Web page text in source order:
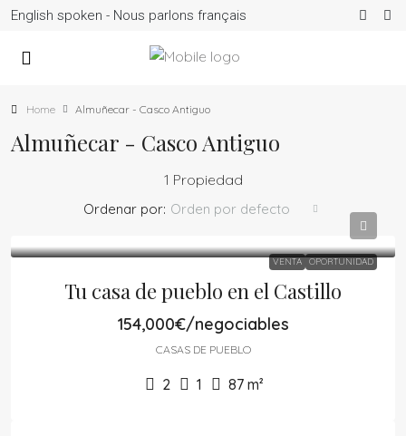
English spoken - Nous parlons français
Home Almuñecar - Casco Antiguo
Almuñecar - Casco Antiguo
1 Propiedad
Ordenar por: Orden por defecto
VENTA OPORTUNIDAD
Tu casa de pueblo en el Castillo
154,000€/negociables
CASAS DE PUEBLO
2 1 87 m²